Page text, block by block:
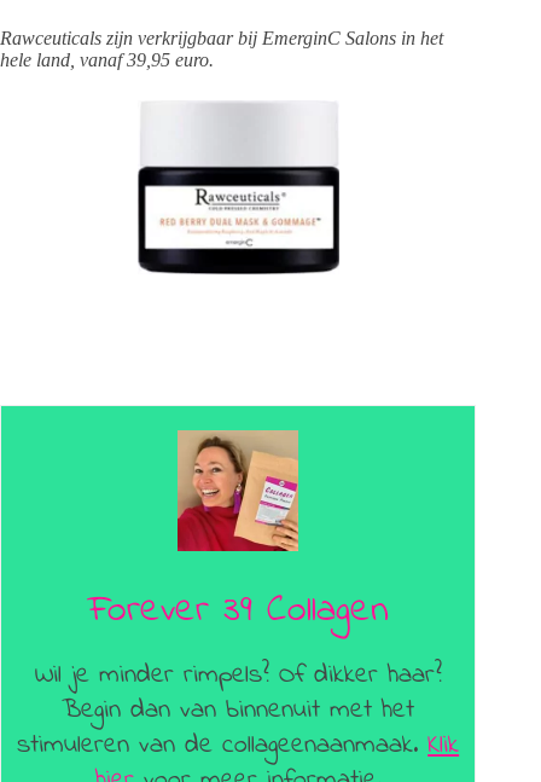
Rawceuticals zijn verkrijgbaar bij EmerginC Salons in het
hele land, vanaf 39,95 euro.
Forever 39 Collagen
Wil je minder rimpels? Of dikker haar?
Begin dan van binnenuit met het
stimuleren van de collageenaanmaak.Klik